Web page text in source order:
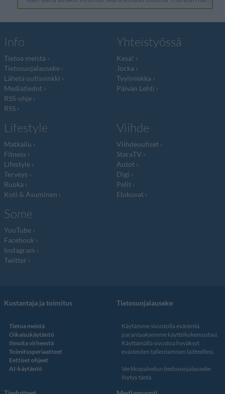
Info
Tietoa meistä
Tietosuojalauseke
Lähetä uutisvinkki
Mediatiedot
RSS-ohje
RSS
Yhteistyössä
Kesä!
Jocka
Tyyliniekka
Päivän Lehti
Lifestyle
Matkailu
Fitness
Lifestyle
Terveys
Ruoka
Koti & Asuminen
Viihde
Viihdeuutiset
StaraTV
Autot
Digi
Pelit
Elokuvat
Some
YouTube
Facebook
Instagram
Twitter
Kustantaja ja toimitus
Tietoa meistä
Oikaisukäytäntö
Ilmoita virheestä
Toimitusperiaatteet
Eettiset ohjeet
AI-käytäntö
Tietosuojalauseke
Käytämme sivustolla evästeitä
parantaaksemme käyttökokemustasi.
Käyttämällä sivustoa hyväksyt
evästeiden tallentamisen laitteellesi.
Verkkopalvelun tiedosuojalauseke
löytyy tästä.